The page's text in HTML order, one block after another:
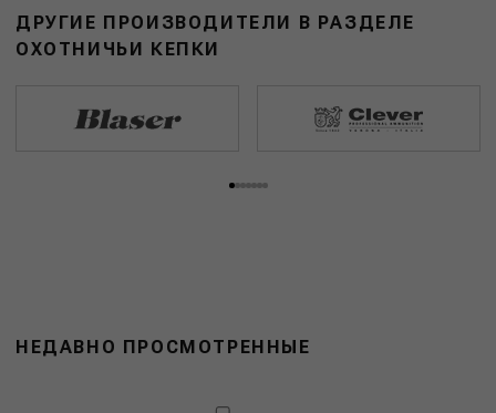
ДРУГИЕ ПРОИЗВОДИТЕЛИ В РАЗДЕЛЕ
ОХОТНИЧЬИ КЕПКИ
НЕДАВНО ПРОСМОТРЕННЫЕ